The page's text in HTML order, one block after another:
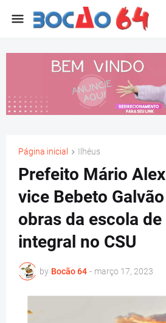
Página inicial Ilhéus
Prefeito Mário
vice Bebeto
obras da escola
integral no CSU
by Bocão 64 - março 17, 2023